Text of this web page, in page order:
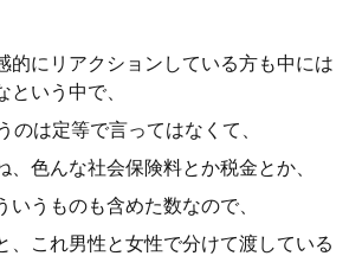
的にリアクションしている方も中には
いう中で、
のは定等で言ってはなくて、
、色んな社会保険料とか税金とか、
いうものも含めた数なので、
、これ男性と女性で分けて渡している